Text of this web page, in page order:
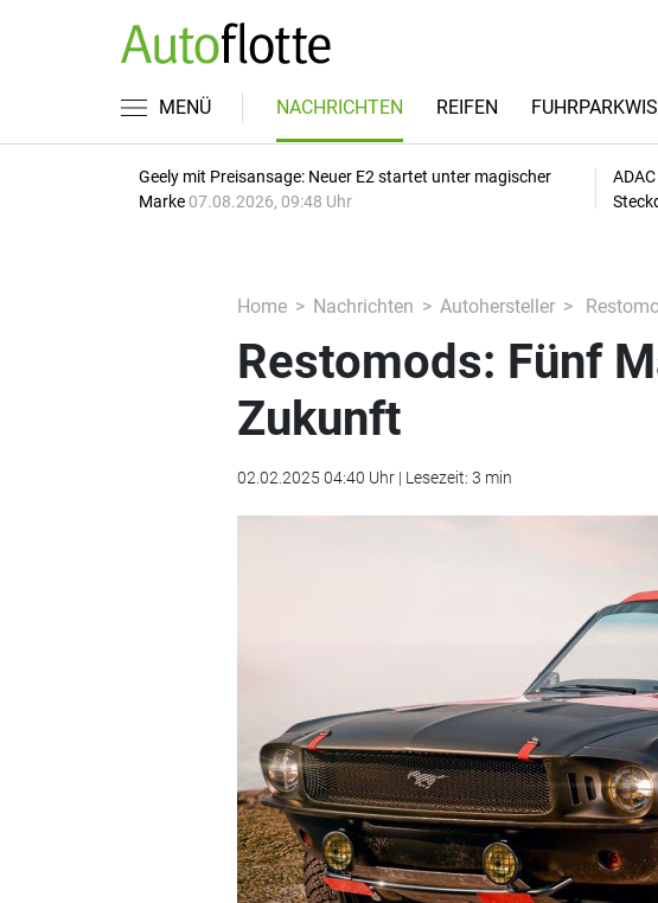
MENÜ NACHRICHTEN REIFEN
Geely mit Preisansage: Neuer E2 startet unter magischer
Marke 07.08.2026, 09:48 Uhr
Home Nachrichten Autohersteller
Restomods: Fünf
Zukunft
02.02.2025 04:40 Uhr | Lesezeit: 3 min